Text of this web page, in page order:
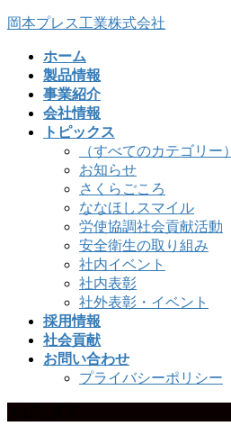
コ
ナ
岡本プレス工業株式会社
ホーム
製品情報
事業紹介
会社情報
トピックス
（すべてのカテゴリー）
お知らせ
さくらごころ
ななほしスマイル
労使協調社会貢献活動
安全衛生の取り組み
社内イベント
社内表彰
社外表彰・イベント
採用情報
社会貢献
お問い合わせ
プライバシーポリシー